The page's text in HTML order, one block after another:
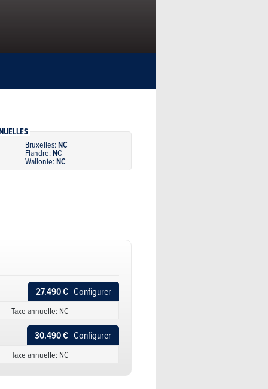
Bruxelles:NC
Flandre:NC
Wallonie:NC
27.490 €| Configurer
Taxe annuelle: NC
30.490 €| Configurer
Taxe annuelle: NC